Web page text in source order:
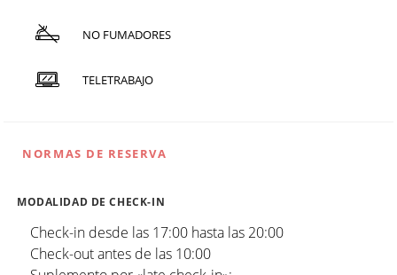
NO FUMADORES
TELETRABAJO
NORMAS DE RESERVA
MODALIDAD DE CHECK-IN
Check-in desde las 17:00 hasta las 20:00
Check-out antes de las 10:00